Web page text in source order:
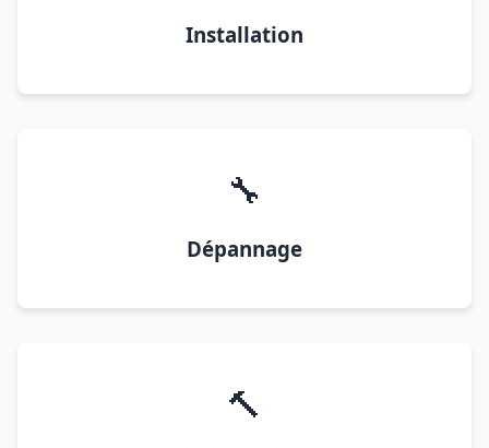
Installation
🔧
Dépannage
🔨